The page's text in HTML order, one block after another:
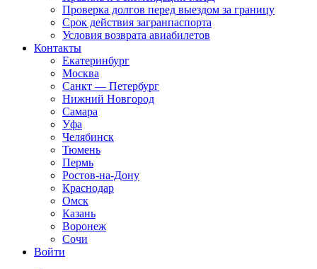
Проверка долгов перед выездом за границу
Срок действия загранпаспорта
Условия возврата авиабилетов
Контакты
Екатеринбург
Москва
Санкт — Петербург
Нижний Новгород
Самара
Уфа
Челябинск
Тюмень
Пермь
Ростов-на-Дону
Краснодар
Омск
Казань
Воронеж
Сочи
Войти